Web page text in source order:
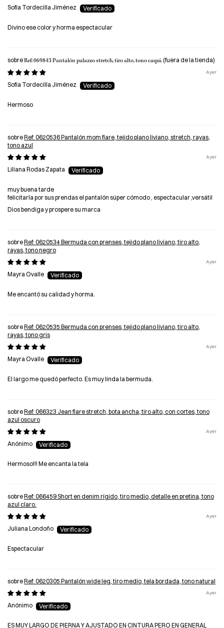
Sofía Tordecilla Jiménez
Divino ese color y horma espectacular
Ref: 069843 Pantalón palazzo stretch, tiro alto, tono caqui.
Ayer
Sofía Tordecilla Jiménez
Hermoso
Ref: 0620536 Pantalón mom flare, tejido plano liviano, stretch, rayas,
tono azul
Ayer
Liliana Rodas Zapata
muy buena tarde
felicitarla por sus prendas el pantalón súper cómodo , espectacular ,versátil
Dios bendiga y prospere su marca
Ref: 0620534 Bermuda con prenses, tejido plano liviano, tiro alto,
rayas, tono negro
Ayer
Mayra Ovalle
Me encantó su calidad y horma.
Ref: 0620535 Bermuda con prenses, tejido plano liviano, tiro alto,
rayas, tono gris
Ayer
Mayra Ovalle
El largo me quedó perfecto. Es muy linda la bermuda.
Ref: 066323 Jean flare stretch, bota ancha, tiro alto, con cortes, tono
azul oscuro
Ayer
Anónimo
Hermoso!!! Me encanta la tela
Ref: 066459 Short en denim rígido, tiro medio, detalle en pretina, tono
azul claro.
Ayer
Juliana Londoño
Espectacular
Ref: 0620305 Pantalón wide leg, tiro medio, tela bordada, tono natural
Ayer
Anónimo
ES MUY LARGO DE PIERNA Y AJUSTADO EN CINTURA PERO EN GENERAL